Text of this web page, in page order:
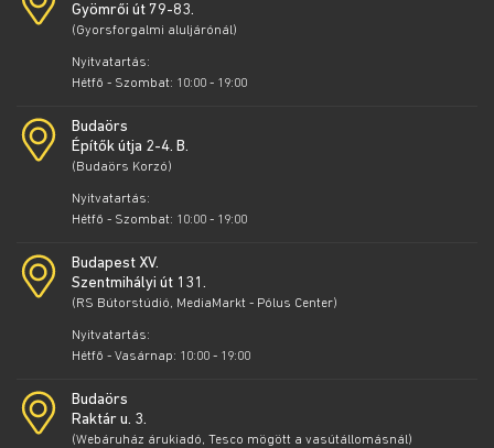
Gyömrői út 79-83.
(Gyorsforgalmi aluljárónál)
Nyitvatartás:
Hétfő - Szombat: 10:00 - 19:00
Budaörs
Építők útja 2-4. B.
(Budaörs Korzó)
Nyitvatartás:
Hétfő - Szombat: 10:00 - 19:00
Budapest XV.
Szentmihályi út 131.
(RS Bútorstúdió, MediaMarkt - Pólus Center)
Nyitvatartás:
Hétfő - Vasárnap: 10:00 - 19:00
Budaörs
Raktár u. 3.
(Webáruház árukiadó, Tesco mögött a vasútállomásnál)